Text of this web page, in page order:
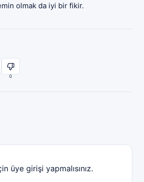
olmak da iyi bir fikir.
0
üye girişi yapmalısınız.